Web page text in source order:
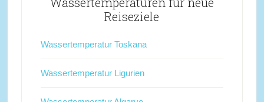
Reiseziele
Wassertemperatur Toskana
Wassertemperatur Ligurien